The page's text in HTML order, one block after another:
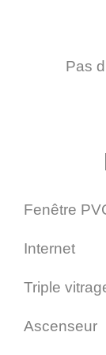
Pas
Fenêtre
Internet
Triple
Ascenseur